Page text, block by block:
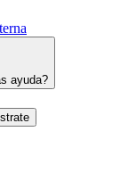
ayuda?